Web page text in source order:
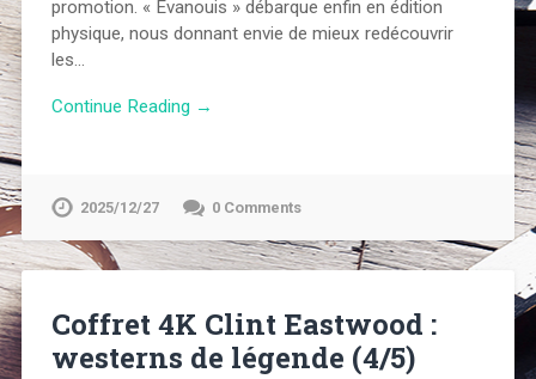
promotion. « Évanouis » débarque enfin en édition
physique, nous donnant envie de mieux redécouvrir
les…
Continue Reading →
2025/12/27 0 Comments
Coffret 4K Clint Eastwood :
westerns de légende (4/5)